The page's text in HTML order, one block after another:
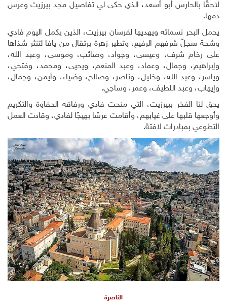
لاحقًا بالحارس أبو أسعد، الذي حكى لي تفاصيل مجد بيرزيت وعرس
دمها.
يحمل البحر نسماته ويهديها لفرسان بيرزيت، الذين يكمل اليوم فادي
وشحة سجلّ شرفهم الرفيع، وتطير زهرة برتقال من يافا لتنثر شذاها
على رخام شرف، وعيسى، وجواد، وصائب، وموسى، وعبد الله،
وإبراهيم، وجمال، وعماد، وعبد المنعم، ويحيى، ومحمد، وفتحي،
وياسر، وعبد الله، وخليل، وناصر، وصالح، وضياء، وأيمن، وجمال،
وإيهاب، وعبد اللطيف، وعمر، وساجي.
يحق لنا الفخر ببيرزيت، التي منحت فادي ورفاقه الحفاوة والتكريم
وأوجعها قلبها على غيابهم، وأقامت عرسًا بهيجًا لفادي، وقادت العمل
التطوعي بمبادرات لافتة.
الناصرة